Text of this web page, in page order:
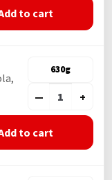
to cart
630g
— +
to cart